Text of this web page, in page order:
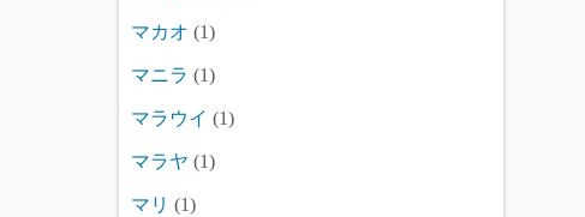
マカオ (1)
マニラ (1)
マラウイ (1)
マラヤ (1)
マリ (1)